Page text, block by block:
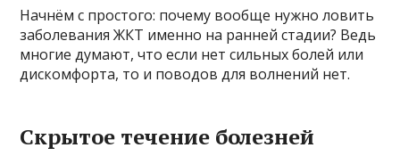
Начнём с простого: почему вообще нужно ловить
заболевания ЖКТ именно на ранней стадии? Ведь
многие думают, что если нет сильных болей или
дискомфорта, то и поводов для волнений нет.
Скрытое течение болезней